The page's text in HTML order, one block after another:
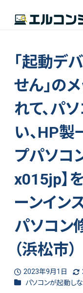
「起動デ
せん」の
れて、パ
い、HP製
プパソコ
x015jp】
ーンイン
パソコン
（浜松市）
投稿日
2023年9月1日
更
カテゴリー
パソコンが起動し